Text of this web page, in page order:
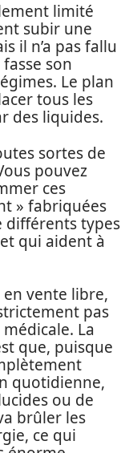
limité
subir une
il n’a pas fallu
son
Le plan
tous les
des liquides.
sortes de
pouvez
ces
» fabriquées
différents types
qui aident à
vente libre,
pas
La
que, puisque
quotidienne,
ou de
brûler les
ce qui